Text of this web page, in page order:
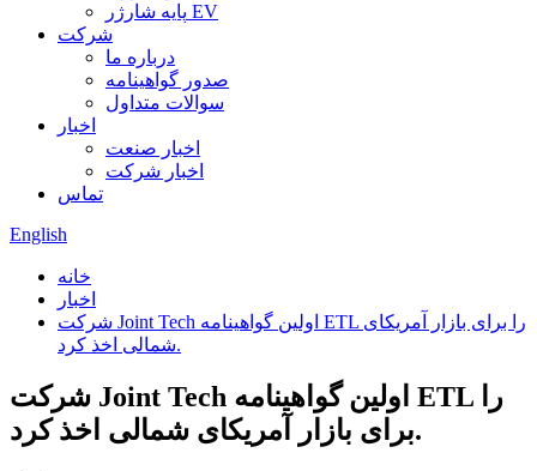
پایه شارژر EV
شرکت
درباره ما
صدور گواهینامه
سوالات متداول
اخبار
اخبار صنعت
اخبار شرکت
تماس
English
خانه
اخبار
شرکت Joint Tech اولین گواهینامه ETL را برای بازار آمریکای
شمالی اخذ کرد.
شرکت Joint Tech اولین گواهینامه ETL را
برای بازار آمریکای شمالی اخذ کرد.